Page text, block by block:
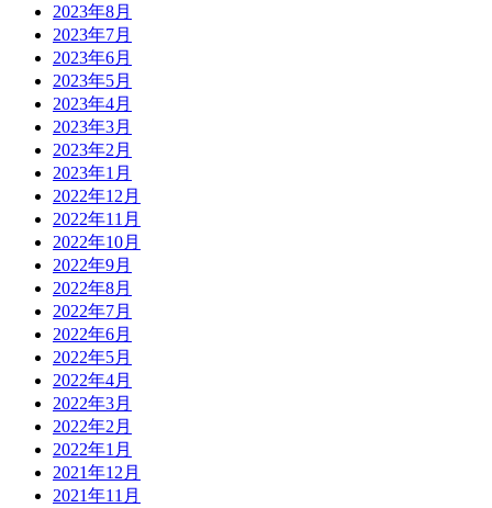
2023年8月
2023年7月
2023年6月
2023年5月
2023年4月
2023年3月
2023年2月
2023年1月
2022年12月
2022年11月
2022年10月
2022年9月
2022年8月
2022年7月
2022年6月
2022年5月
2022年4月
2022年3月
2022年2月
2022年1月
2021年12月
2021年11月